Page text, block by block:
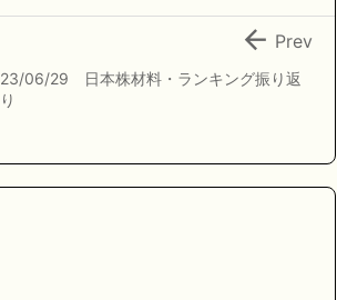
23/06/29 日本株材料・ランキング振り返
り
 Prev